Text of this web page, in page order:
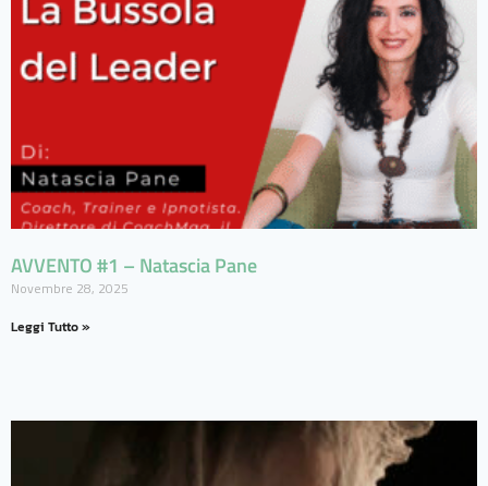
AVVENTO #1 – Natascia Pane
Novembre 28, 2025
Leggi Tutto »